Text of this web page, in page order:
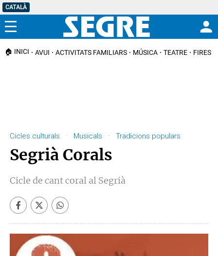
CATALÀ
Menú
🏠 INICI AVUI ACTIVITATS FAMILIARS MÚSICA TEATRE FIRES I
Cicles culturals · Musicals · Tradicions populars
Segrià Corals
Cicle de cant coral al Segrià